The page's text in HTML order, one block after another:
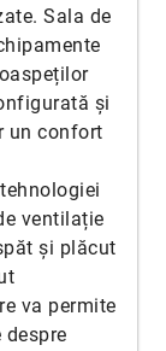
Sala de
și
un confort
ventilație
și plăcut
va permite